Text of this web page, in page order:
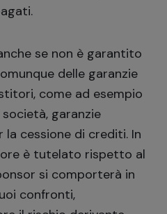
se non è garantito
delle garanzie
come ad esempio
garanzie
cessione di crediti. In
è tutelato rispetto al
si comporterà in
confronti,